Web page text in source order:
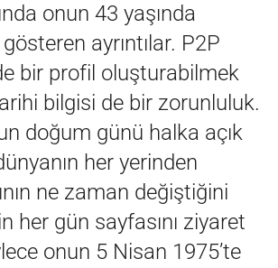
onun 43 yaşında
ayrıntılar. P2P
bir profil oluşturabilmek
bilgisi de bir zorunluluk.
doğum günü halka açık
her yerinden
ne zaman değiştiğini
her gün sayfasını ziyaret
onun 5 Nisan 1975’te